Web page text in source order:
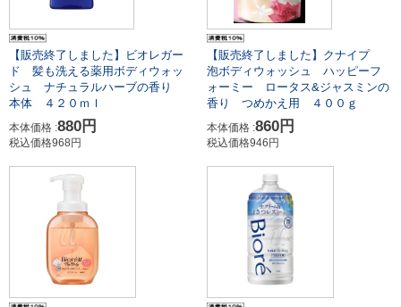
【販売終了しました】ビオレガー
ド 髪も洗える薬用ボディウォッ
シュ ナチュラルハーブの香り
本体 ４２０ｍｌ
本体価格 :880円
税込価格968円
【販売終了しました】クナイプ
泡ボディウォッシュ ハッピーフ
ォーミー ロータス&ジャスミンの
香り つめかえ用 ４００ｇ
本体価格 :860円
税込価格946円